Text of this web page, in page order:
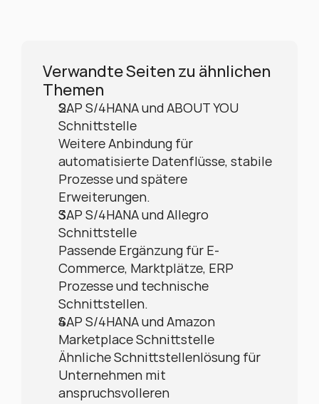
Verwandte Seiten zu ähnlichen
Themen
SAP S/4HANA und ABOUT YOU
Schnittstelle
Weitere Anbindung für
automatisierte Datenflüsse, stabile
Prozesse und spätere
Erweiterungen.
SAP S/4HANA und Allegro
Schnittstelle
Passende Ergänzung für E-
Commerce, Marktplätze, ERP
Prozesse und technische
Schnittstellen.
SAP S/4HANA und Amazon
Marketplace Schnittstelle
Ähnliche Schnittstellenlösung für
Unternehmen mit
anspruchsvolleren